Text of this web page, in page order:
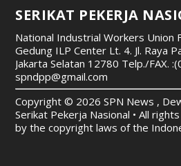
SERIKAT PEKERJA
National Industrial Workers Union
Gedung ILP Center Lt. 4. Jl. Raya
Jakarta Selatan 12780 Telp./FAX.
spndpp@gmail.com
Copyright © 2026 SPN News ,
Serikat Pekerja Nasional • All
by the copyright laws of the